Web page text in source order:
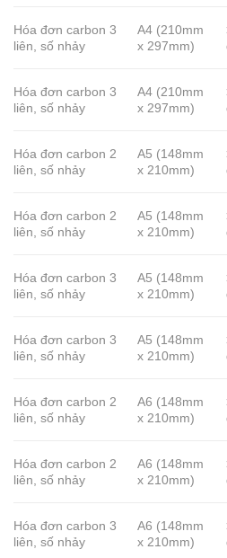
Hóa đơn carbon 3
liên, số nhảy
A4 (210mm
x 297mm)
Hóa đơn carbon 3
liên, số nhảy
A4 (210mm
x 297mm)
Hóa đơn carbon 2
liên, số nhảy
A5 (148mm
x 210mm)
Hóa đơn carbon 2
liên, số nhảy
A5 (148mm
x 210mm)
Hóa đơn carbon 3
liên, số nhảy
A5 (148mm
x 210mm)
Hóa đơn carbon 3
liên, số nhảy
A5 (148mm
x 210mm)
Hóa đơn carbon 2
liên, số nhảy
A6 (148mm
x 210mm)
Hóa đơn carbon 2
liên, số nhảy
A6 (148mm
x 210mm)
Hóa đơn carbon 3
liên, số nhảy
A6 (148mm
x 210mm)